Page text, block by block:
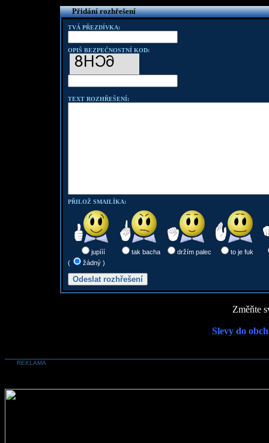
Přidání rozhřešení
TVÁ PŘEZDÍVKA:
OPIŠ BEZPEČNOSTNÍ KOD:
TEXT ROZHŘEŠENÍ:
PŘILOŽ SMAILÍKA:
jupííí tak bacha držím palec
to je fuk
(
žádný )
Změňte
Slevy do
REKLAMA